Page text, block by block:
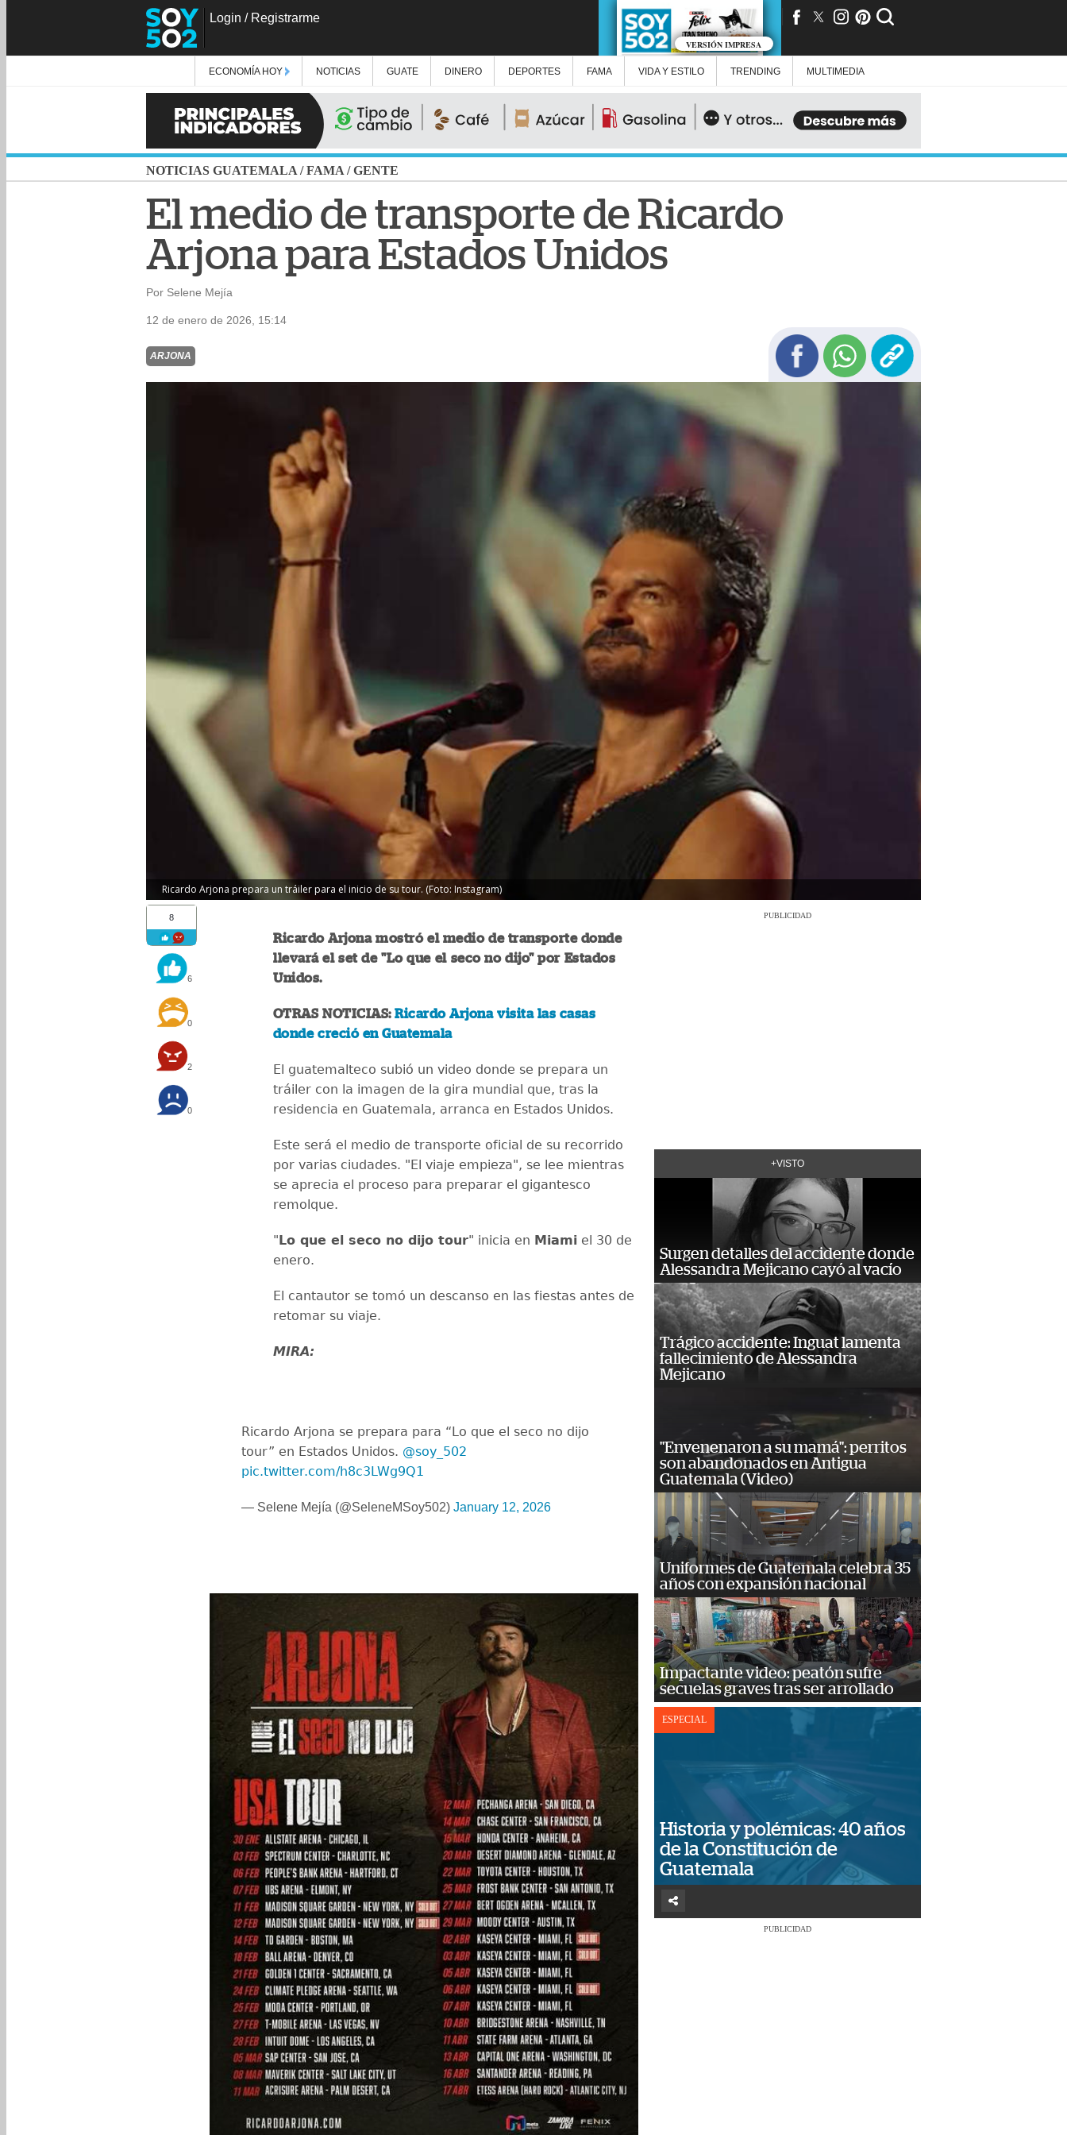
Login / Registrarme
VERSIÓN IMPRESA
ECONOMÍA HOY NOTICIAS GUATE DINERO DEPORTES FAMA VIDA Y ESTILO TRENDING MULTIMEDIA
NOTICIAS GUATEMALA /FAMA /GENTE
El medio de transporte de Ricardo
Arjona para Estados Unidos
Por Selene Mejía
12 de enero de 2026, 15:14
ARJONA
Ricardo Arjona prepara un tráiler para el inicio de su tour. (Foto: Instagram)
8
6
0
2
0
Ricardo Arjona mostró el medio de transporte donde
llevará el set de "Lo que el seco no dijo" por Estados
Unidos.
OTRAS NOTICIAS:Ricardo Arjona visita las casas
donde creció en Guatemala
El guatemalteco subió un video donde se prepara un
tráiler con la imagen de la gira mundial que, tras la
residencia en Guatemala, arranca en Estados Unidos.
Este será el medio de transporte oficial de su recorrido
por varias ciudades. "El viaje empieza", se lee mientras
se aprecia el proceso para preparar el gigantesco
remolque.
"Lo que el seco no dijo tour" inicia en Miami el 30 de
enero.
El cantautor se tomó un descanso en las fiestas antes de
retomar su viaje.
MIRA:
Ricardo Arjona se prepara para “Lo que el seco no dijo
tour” en Estados Unidos. @soy_502
pic.twitter.com/h8c3LWg9Q1
— Selene Mejía (@SeleneMSoy502) January 12, 2026
PUBLICIDAD
+VISTO
Surgen detalles del accidente donde
Alessandra Mejicano cayó al vacío
Trágico accidente: Inguat lamenta
fallecimiento de Alessandra
Mejicano
"Envenenaron a su mamá": perritos
son abandonados en Antigua
Guatemala (Video)
Uniformes de Guatemala celebra 35
años con expansión nacional
Impactante video: peatón sufre
secuelas graves tras ser arrollado
ESPECIAL
Historia y polémicas: 40 años
de la Constitución de
Guatemala
PUBLICIDAD